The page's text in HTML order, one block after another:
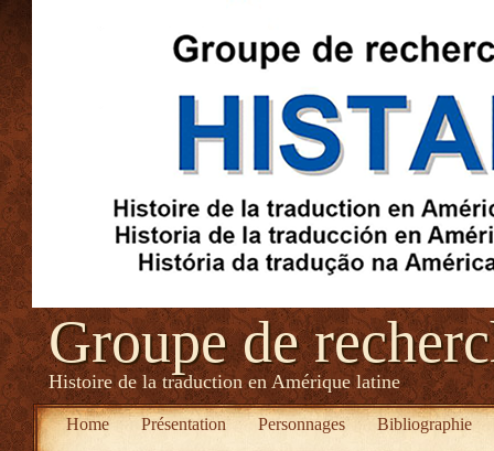
Groupe de
Histoire de la traduction en Amérique latine
Home Présentation Personnages Bibliographie